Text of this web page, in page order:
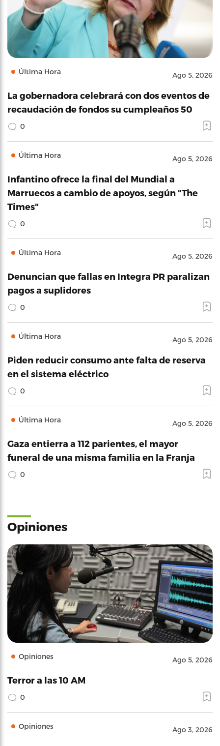
Última Hora Ago 5, 2026
La gobernadora celebrará con dos eventos de
recaudación de fondos su cumpleaños 50
0
Última Hora Ago 5, 2026
Infantino ofrece la final del Mundial a
Marruecos a cambio de apoyos, según "The
Times"
0
Última Hora Ago 5, 2026
Denuncian que fallas en Integra PR paralizan
pagos a suplidores
0
Última Hora Ago 5, 2026
Piden reducir consumo ante falta de reserva
en el sistema eléctrico
0
Última Hora Ago 5, 2026
Gaza entierra a 112 parientes, el mayor
funeral de una misma familia en la Franja
0
Opiniones
Opiniones Ago 5, 2026
Terror a las 10 AM
0
Opiniones Ago 3, 2026